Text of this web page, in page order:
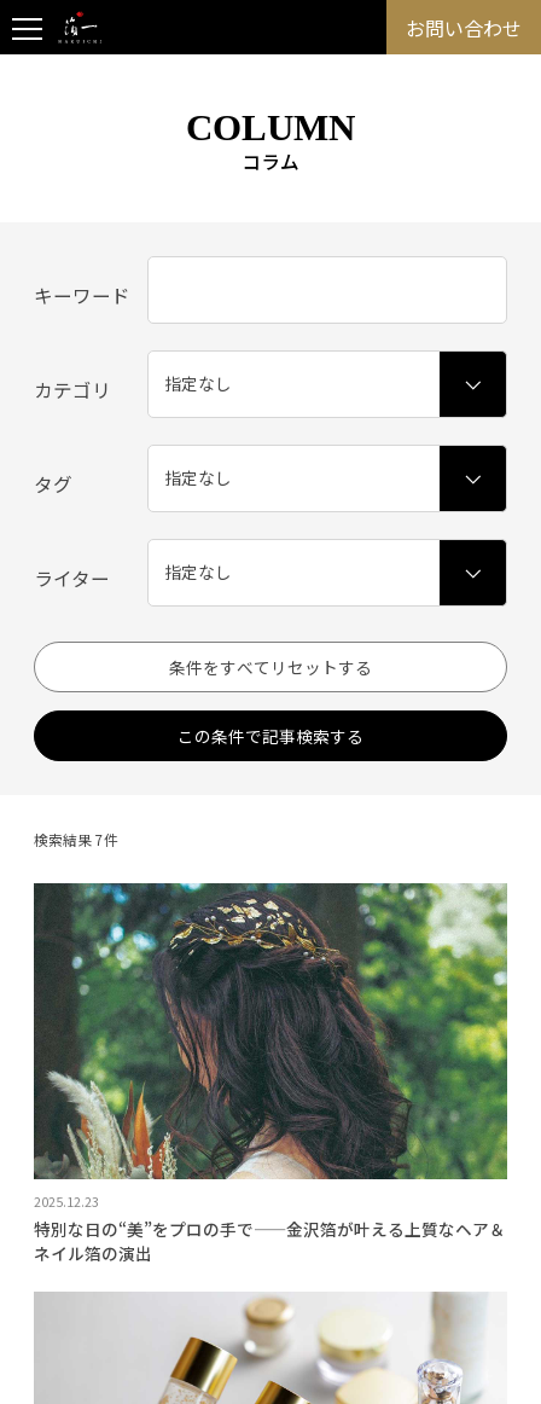
お問い合わせ
COLUMN
コラム
キーワード
カテゴリ
タグ
ライター
条件をすべてリセットする
この条件で記事検索する
検索結果 7件
2025.12.23
特別な日の“美”をプロの手で——金沢箔が叶える上質なヘア＆
ネイル箔の演出